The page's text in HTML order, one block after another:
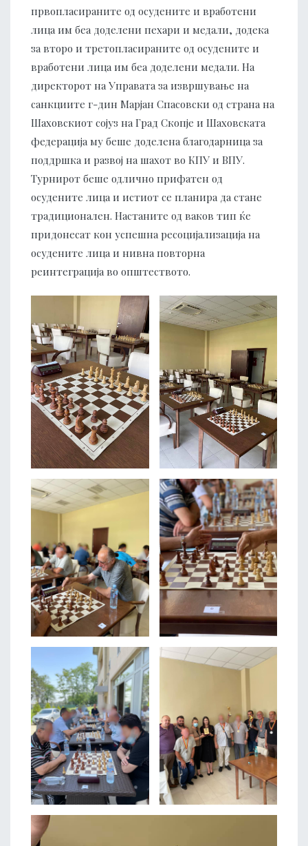
првопласираните од осудените и вработени
лица им беа доделени пехари и медали, додека
за второ и третопласираните од осудените и
вработени лица им беа доделени медали. На
директорот на Управата за извршување на
санкциите г-дин Марјан Спасовски од страна на
Шаховскиот сојуз на Град Скопје и Шаховската
федерација му беше доделена благодарница за
поддршка и развој на шахот во КПУ и ВПУ.
Турнирот беше одлично прифатен од
осудените лица и истиот се планира да стане
традиционален. Настаните од ваков тип ќе
придонесат кон успешна ресоцијализација на
осудените лица и нивна повторна
реинтеграција во општеството.